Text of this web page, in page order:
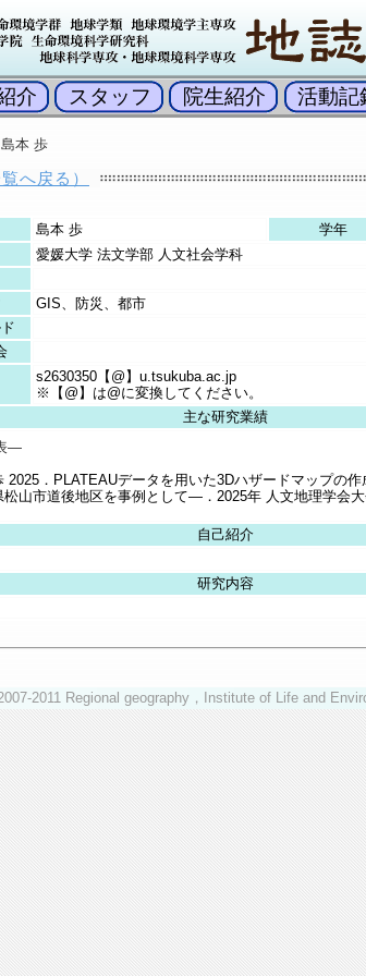
介 スタッフ 院生紹介 活動記
島本 歩
覧へ戻る）
島本 歩 学年
愛媛大学 法文学部 人文社会学科
GIS、防災、都市
s2630350【@】u.tsukuba.ac.jp
※【@】は@に変換してください。
主な研究業績
―
．PLATEAUデータを用いた3Dハザードマップの作
山市道後地区を事例として―．2025年 人文地理学会大
自己紹介
研究内容
2011 Regional geography，Institute of Life and